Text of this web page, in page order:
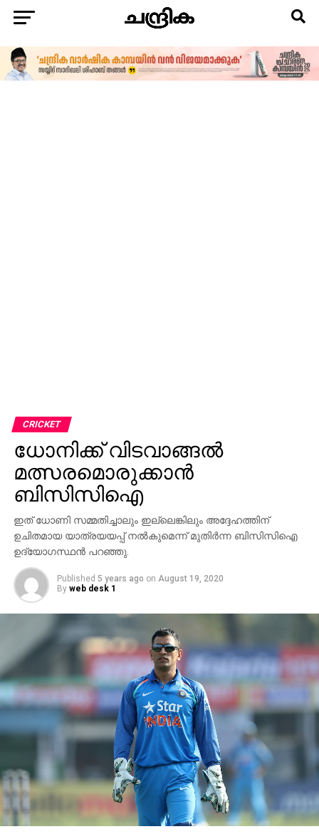
CRICKET
ധോനിക്ക് വിടവാങ്ങല്‍
മത്സരമൊരുക്കാന്‍
ബിസിസിഐ
ഇത് ധോണി സമ്മതിച്ചാലും ഇല്ലെങ്കിലും അദ്ദേഹത്തിന്
ഉചിതമായ യാത്രയയപ്പ് നല്‍കുമെന്ന് മുതിര്‍ന്ന ബിസിസിഐ
ഉദ്യോഗസ്ഥന്‍ പറഞ്ഞു.
Published 5 years ago on August 19, 2020
By web desk 1